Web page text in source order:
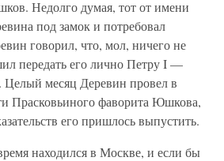
Недолго думая, тот от имени
под замок и потребовал
говорил, что, мол, ничего не
передать его лично Петру I —
Целый месяц Деревин провел в
Прасковьиного фаворита Юшкова,
его пришлось выпустить.
находился в Москве, и если бы